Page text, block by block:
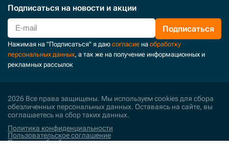
Подписаться на новости и акции
Подписаться
Нажимая на "Подписаться" я даю согласие на обработку
персональных данных, а так же на получение информационных и
рекламных рассылок
2026 Все права защищены. Мы используем cookies для сбора
обезличенных персональных данных. Оставаясь на сайте, вы
соглашаетесь на сбор таких данных.
Политика конфиденциальности
Пользовательское соглашение
Политика обработки персональных данных